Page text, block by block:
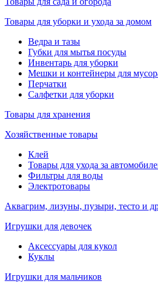
Товары для уборки и ухода за домом
Ведра и тазы
Губки для мытья посуды
Инвентарь для уборки
Мешки и контейнеры для
Перчатки
Салфетки для уборки
Товары для хранения
Хозяйственные товары
Клей
Товары для ухода за
Фильтры для воды
Электротовары
Аквагрим, лизуны, пузыри, тесто и
Игрушки для девочек
Аксессуары для кукол
Куклы
Игрушки для мальчиков